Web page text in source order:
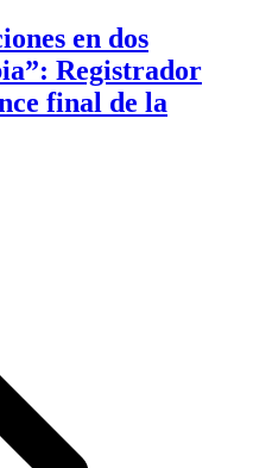
en dos
Registrador
final de la